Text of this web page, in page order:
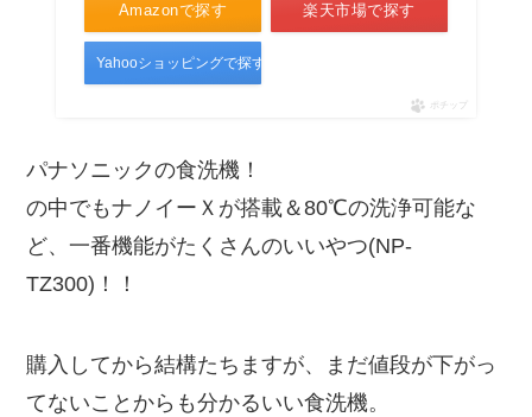
Amazonで探す 楽天市場で探す
Yahooショッピングで探す
ポチップ
パナソニックの食洗機！
の中でもナノイーＸが搭載＆80℃の洗浄可能な
ど、一番機能がたくさんのいいやつ(NP-
TZ300)！！
購入してから結構たちますが、まだ値段が下がっ
てないことからも分かるいい食洗機。